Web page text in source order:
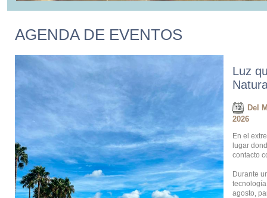
AGENDA DE EVENTOS
Luz
Del
2026
En el
lugar
contacto
Durante
agosto,